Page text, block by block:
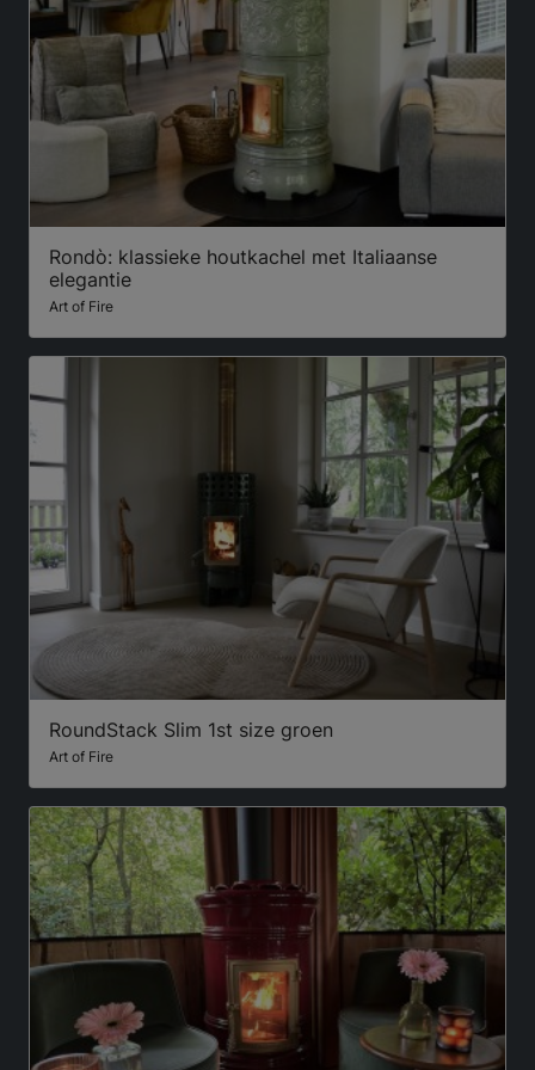
Rondò: klassieke houtkachel met Italiaanse
elegantie
Art of Fire
RoundStack Slim 1st size groen
Art of Fire